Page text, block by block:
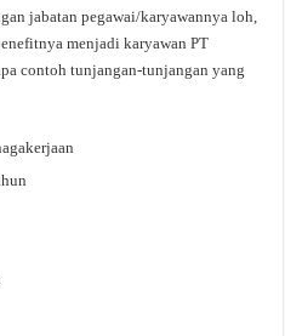
jabatan pegawai/karyawannya loh,
menjadi karyawan PT
contoh tunjangan-tunjangan yang